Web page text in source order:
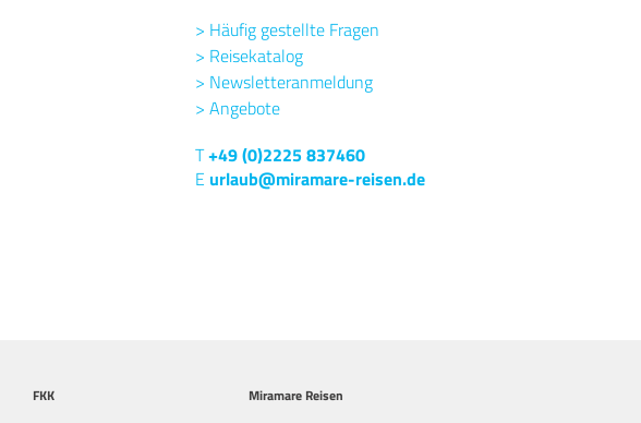
> Häufig gestellte Fragen
> Reisekatalog
> Newsletteranmeldung
> Angebote
T+49 (0)2225 837460
E urlaub@miramare-reisen.de
FKK
Miramare Reisen